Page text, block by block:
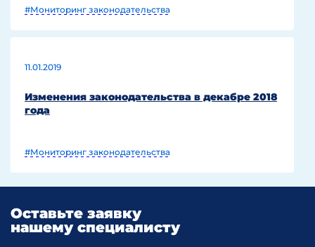
#Мониторинг законодательства
11.01.2019
Изменения законодательства в декабре 2018
года
#Мониторинг законодательства
Оставьте заявку
нашему специалисту